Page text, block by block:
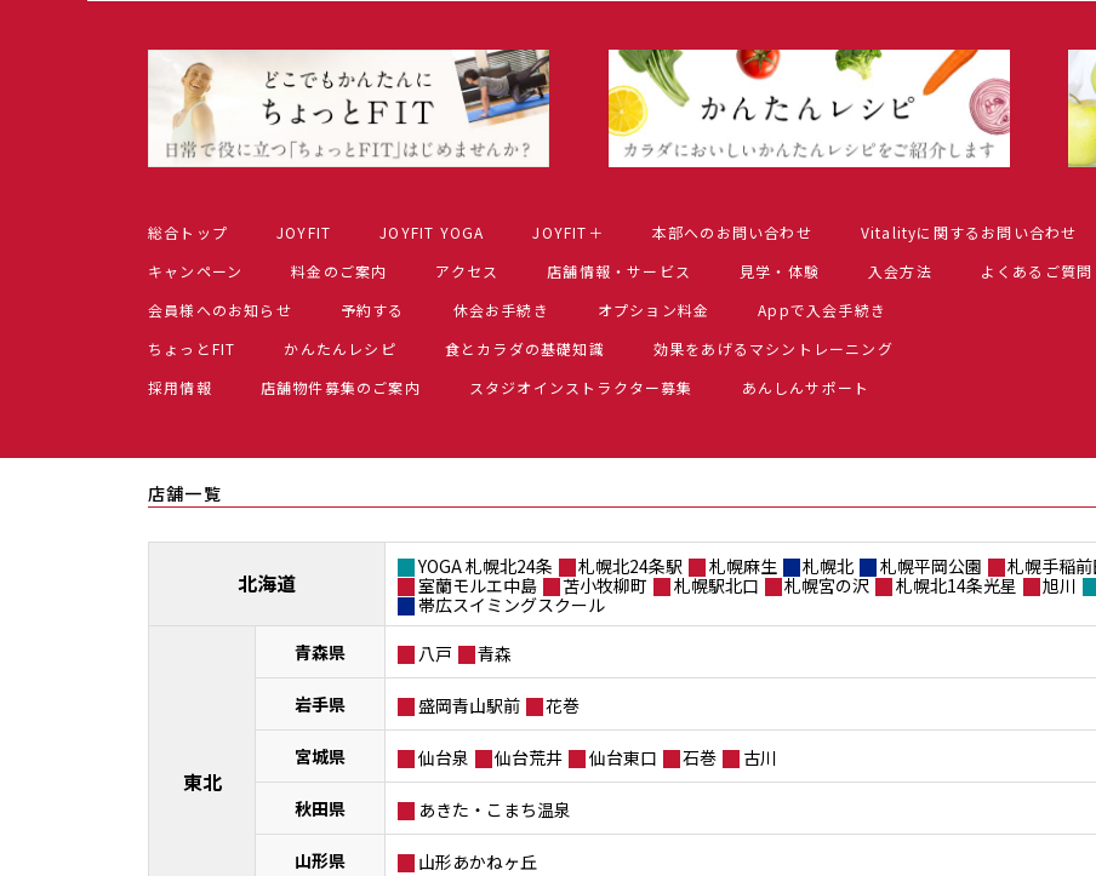
総合トップ JOYFIT JOYFIT YOGA JOYFIT＋ 本部へのお問い合わせ
Vitalityに関するお問い合わせ
キャンペーン
料金のご案内 アクセス 店舗情報・サービス 見学・体験 入会方法 よくあるご質問
会員様へのお知らせ
予約する 休会お手続き オプション料金
Appで入会手続き
ちょっとFIT
かんたんレシピ 食とカラダの基礎知識
効果をあげるマシントレーニング
採用情報
店舗物件募集のご案内 スタジオインストラクター募集 あんしんサポート
店舗一覧
北海道
YOGA 札幌北24条 札幌北24条駅 札幌麻生 札幌北 札幌平岡公園 札幌手稲
室蘭モルエ中島
苫小牧柳町 札幌駅北口 札幌宮の沢 札幌北14条光星 旭川
帯広スイミングスクール
東北
青森県 八戸 青森
岩手県 盛岡青山駅前 花巻
宮城県 仙台泉 仙台荒井 仙台東口 石巻 古川
秋田県 あきた・こまち温泉
山形県 山形あかねヶ丘